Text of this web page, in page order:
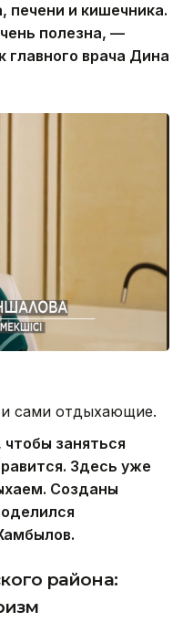
печени и кишечника.
полезна, —
врача Дина
сами отдыхающие.
заняться
Здесь уже
Созданы
района: